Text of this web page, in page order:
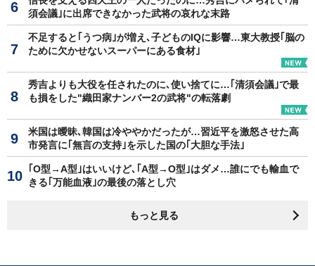
須会議｣に出席できなかった武将の哀れな末路
不足すると｢うつ病｣が増え､子どものIQに影響…東大教授｢脳の
ために欠かせないスーパーにある食材｣
秀吉よりも大役を任されたのに､使い捨てに…｢清須会議｣で最
も損をした"織田家ナンバー2の武将"の転落劇
米国は曖昧､韓国は冷ややかだったが…習近平を激怒させた高
市発言に｢無言の支持｣を示した国の｢大胆な手法｣
｢O型→A型｣はいいけど､｢A型→O型｣はダメ…誰にでも輸血で
きる｢万能血液｣の最後の落とし穴
もっと見る